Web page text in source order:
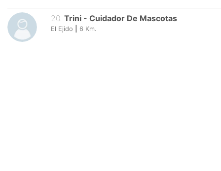
20. Trini - Cuidador De Mascotas
El Ejido 6 Km.